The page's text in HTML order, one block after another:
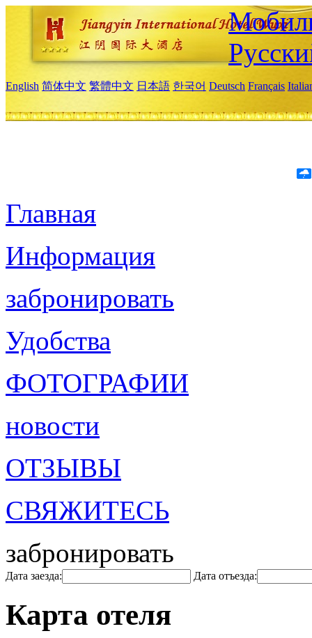
English 简体中文 繁體中文 日本語 한국어 Deutsch Français
Главная
Информация
забронировать
Удобства
ФОТОГРАФИИ
новости
ОТЗЫВЫ
СВЯЖИТЕСЬ
забронировать
Дата заезда: Дата отъезда:
Карта отеля